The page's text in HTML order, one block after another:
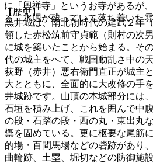
黒井城は、南北朝時代の建武２年
領した赤松筑前守貞範（則村の次
に城を築いたことから始まる。そ
代の城主をへて、戦国動乱さ中の
荻野（赤井）悪右衛門直正が城主
大とともに、全面的に大改修の手
井城跡です。山頂の本城部分には
石垣を積み上げ、これを囲んで中
の段・石踏の段・西の丸・東出丸
禦を固めている。更に枢要な尾筋
的場・百間馬場などの砦跡があり
曲輪跡、土塁、堀切などの防御施
【歴史】
に「興禅寺」というお寺があるが
る。水堀が残っていて落ち着いた